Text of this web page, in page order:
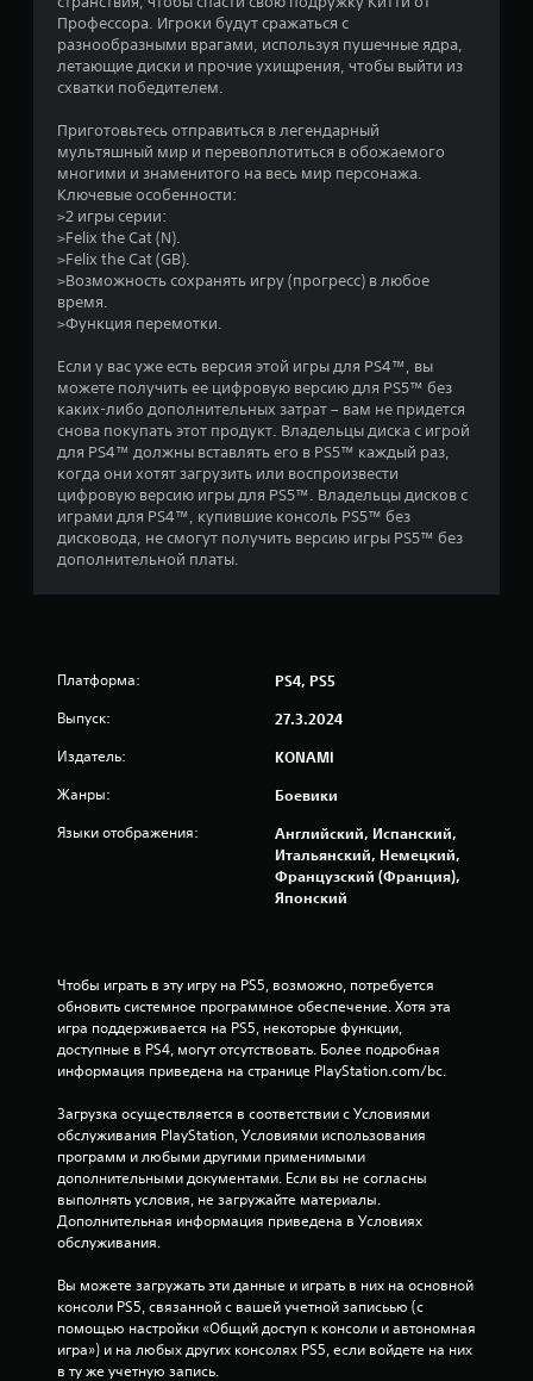
з
я
е
з
д
н
а
о
а
н
1
0
5
к
Профессора. Игроки будут сражаться с
разнообразными врагами, используя пушечные ядра,
летающие диски и прочие ухищрения, чтобы выйти из
схватки победителем.
Приготовьтесь отправиться в легендарный
мультяшный мир и перевоплотиться в обожаемого
многими и знаменитого на весь мир персонажа.
Ключевые особенности:
>2 игры серии:
>Felix the Cat (N).
>Felix the Cat (GB).
>Возможность сохранять игру (прогресс) в любое
время.
>Функция перемотки.
Если у вас уже есть версия этой игры для PS4™, вы
можете получить ее цифровую версию для PS5™ без
каких-либо дополнительных затрат – вам не придется
снова покупать этот продукт. Владельцы диска с игрой
для PS4™ должны вставлять его в PS5™ каждый раз,
когда они хотят загрузить или воспроизвести
цифровую версию игры для PS5™. Владельцы дисков с
играми для PS4™, купившие консоль PS5™ без
дисковода, не смогут получить версию игры PS5™ без
дополнительной платы.
Платформа: PS4, PS5
Выпуск: 27.3.2024
Издатель: KONAMI
Жанры: Боевики
Языки отображения:
Английский, Испанский,
Итальянский, Немецкий,
Французский (Франция),
Японский
Чтобы играть в эту игру на PS5, возможно, потребуется
обновить системное программное обеспечение. Хотя эта
игра поддерживается на PS5, некоторые функции,
доступные в PS4, могут отсутствовать. Более подробная
информация приведена на странице PlayStation.com/bc.
Загрузка осуществляется в соответствии с Условиями
обслуживания PlayStation, Условиями использования
программ и любыми другими применимыми
дополнительными документами. Если вы не согласны
выполнять условия, не загружайте материалы.
Дополнительная информация приведена в Условиях
обслуживания.
Вы можете загружать эти данные и играть в них на основной
консоли PS5, связанной с вашей учетной записьью (с
помощью настройки «Общий доступ к консоли и автономная
игра») и на любых других консолях PS5, если войдете на них
в ту же учетную запись.